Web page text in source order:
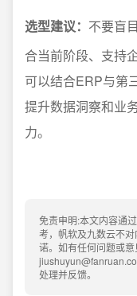
选型建议： 不要盲
合当前阶段、支持
可以结合ERP与第
提升数据洞察和业
力。
免责申明:本文内容通
考，帆软及九数云不
诺。如有任何问题或
处理并反馈。